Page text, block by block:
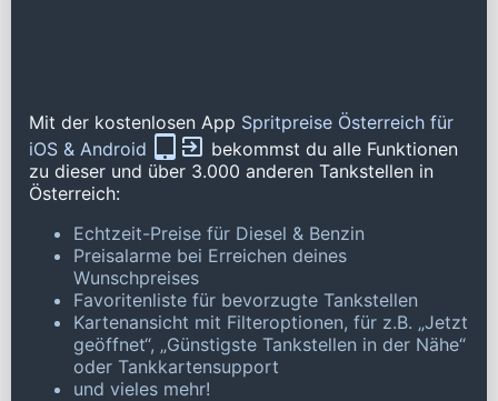
Mit der kostenlosen App Spritpreise Österreich für
iOS & Android
bekommst du alle Funktionen
zu dieser und über 3.000 anderen Tankstellen in
Österreich:
Echtzeit-Preise für Diesel & Benzin
Preisalarme bei Erreichen deines
Wunschpreises
Favoritenliste für bevorzugte Tankstellen
Kartenansicht mit Filteroptionen, für z.B. „Jetzt
geöffnet“, „Günstigste Tankstellen in der Nähe“
oder Tankkartensupport
und vieles mehr!